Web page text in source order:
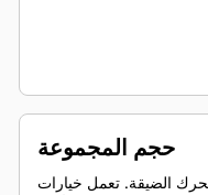
حجم المجموعة
مثالي للمعدات ذات حجرات المحرك الضيقة. تعمل خيارات